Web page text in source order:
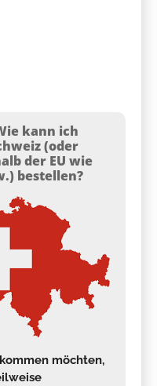
kann ich
(oder
der EU wie
bestellen?
möchten,